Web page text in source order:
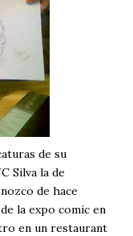
de su
Silva la de
de hace
la expo comic en
en un restaurant